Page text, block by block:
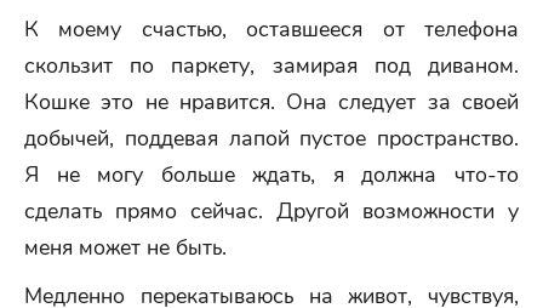
К моему счастью, оставшееся от телефона
скользит по паркету, замирая под диваном.
Кошке это не нравится. Она следует за своей
добычей, поддевая лапой пустое пространство.
Я не могу больше ждать, я должна что-то
сделать прямо сейчас. Другой возможности у
меня может не быть.
Медленно перекатываюсь на живот, чувствуя,